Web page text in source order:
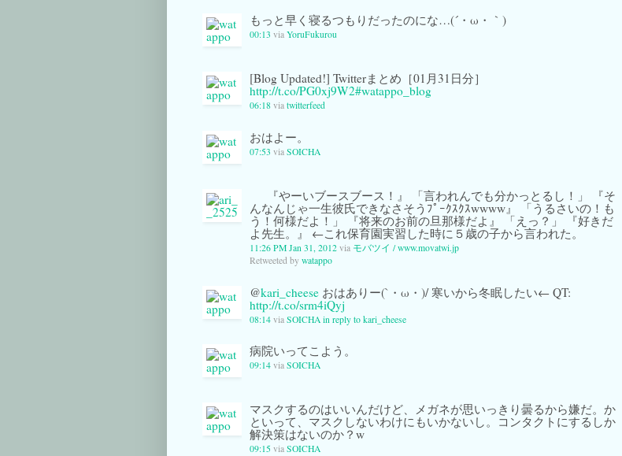
もっと早く寝るつもりだったのにな…(´・ω・｀)
00:13 via YoruFukurou
[Blog Updated!] Twitterまとめ［01月31日分］
http://t.co/PG0xj9W2#watappo_blog
06:18 via twitterfeed
おはよー。
07:53 via SOICHA
『やーいブースブース！』 「言われんでも分かっとるし！」 『そ
んなんじゃ一生彼氏できなさそうﾌﾟｰｸｽｸｽwwww』 「うるさいの！も
う！何様だよ！」 『将来のお前の旦那様だよ』 「えっ？」 『好きだ
よ先生。』 ←これ保育園実習した時に５歳の子から言われた。
11:26 PM Jan 31, 2012 via モバツイ / www.movatwi.jp
Retweeted by watappo
@kari_cheese おはありー(`・ω・)/ 寒いから冬眠したい← QT:
http://t.co/srm4iQyj
08:14 via SOICHA in reply to kari_cheese
病院いってこよう。
09:14 via SOICHA
マスクするのはいいんだけど、メガネが思いっきり曇るから嫌だ。か
といって、マスクしないわけにもいかないし。コンタクトにするしか
解決策はないのか？w
09:15 via SOICHA